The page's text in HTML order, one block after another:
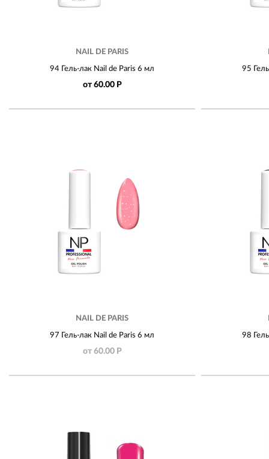
NAIL DE PARIS
94 Гель-лак Nail de Paris 6 мл
от 60.00 Р
95
NAIL DE PARIS
97 Гель-лак Nail de Paris 6 мл
от 60.00 Р
98